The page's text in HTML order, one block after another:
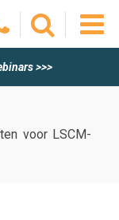
>>>
voor LSCM-